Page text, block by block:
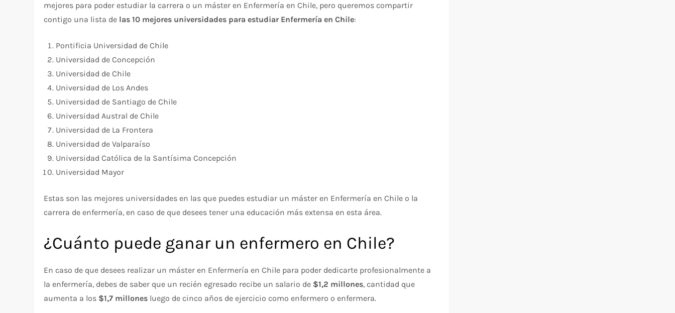
mejores para poder estudiar la carrera o un máster en Enfermería en Chile, pero queremos compartir
contigo una lista de las 10 mejores universidades para estudiar Enfermería en Chile:
Pontificia Universidad de Chile
Universidad de Concepción
Universidad de Chile
Universidad de Los Andes
Universidad de Santiago de Chile
Universidad Austral de Chile
Universidad de La Frontera
Universidad de Valparaíso
Universidad Católica de la Santísima Concepción
Universidad Mayor
Estas son las mejores universidades en las que puedes estudiar un máster en Enfermería en Chile o la
carrera de enfermería, en caso de que desees tener una educación más extensa en esta área.
¿Cuánto puede ganar un enfermero en Chile?
En caso de que desees realizar un máster en Enfermería en Chile para poder dedicarte profesionalmente a
la enfermería, debes de saber que un recién egresado recibe un salario de $1,2 millones, cantidad que
aumenta a los $1,7 millones luego de cinco años de ejercicio como enfermero o enfermera.